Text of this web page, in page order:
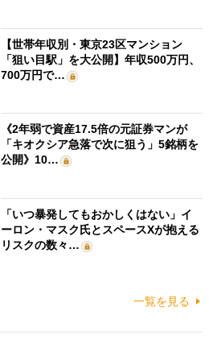
【世帯年収別・東京23区マンション
「狙い目駅」を大公開】年収500万円、
700万円で…
《2年弱で資産17.5倍の元証券マンが
「キオクシア急落で次に狙う」5銘柄を
公開》10…
「いつ暴発してもおかしくはない」イ
ーロン・マスク氏とスペースXが抱える
リスクの数々…
一覧を見る